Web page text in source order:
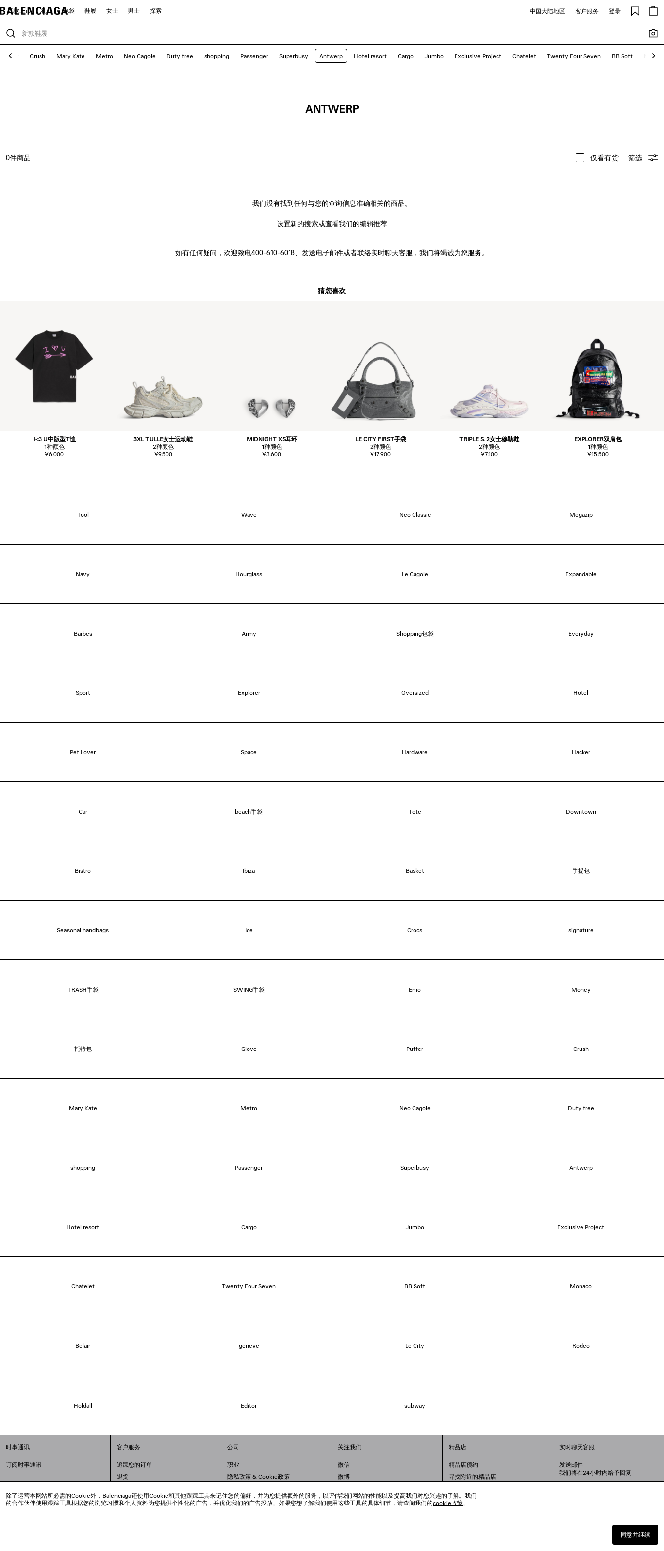
除了运营本网站所必需的Cookie外，Balenciaga还使用Cookie和其他跟踪工具来记住您的偏好，并为您提供额外的服务，以评估我们网站的性能以及提高我们对您兴趣的了解。我们
的合作伙伴使用跟踪工具根据您的浏览习惯和个人资料为您提供个性化的广告，并优化我们的广告投放。如果您想了解我们使用这些工具的具体细节，请查阅我们的cookie政策。
同意并继续
新款上市 礼品 包袋 鞋履 女士 男士 探索 中国大陆地区 客户服务 登录
Puffer Crush Mary Kate Metro Neo Cagole Duty free shopping Passenger Superbusy Antwerp Hotel resort Cargo Jumbo Exclusive Project Chatelet Twenty Four Seven BB Soft
ANTWERP
0件商品 仅看有货 筛选
我们没有找到任何与您的查询信息准确相关的商品。
设置新的搜索或查看我们的编辑推荐
如有任何疑问， 欢迎致电400-610-6018 、发送电子邮件或者联络实时聊天客服 ，我们将竭诚为您服务。
猜您喜欢
I<3 U中版型T恤
1种颜色
¥6,000
3XL TULLE女士运动鞋
2种颜色
¥9,500
MIDNIGHT XS耳环
1种颜色
¥3,600
LE CITY FIRST手袋
2种颜色
¥17,900
TRIPLE S. 2女士穆勒鞋
2种颜色
¥7,100
EXPLORER双肩包
1种颜色
¥15,500
Tool Wave Neo Classic Megazip
Navy Hourglass Le Cagole Expandable
Barbes Army Shopping包袋 Everyday
Sport Explorer Oversized Hotel
Pet Lover Space Hardware Hacker
Car beach手袋 Tote Downtown
Bistro Ibiza Basket 手提包
Seasonal handbags Ice Crocs signature
TRASH手袋 SWING手袋 Emo Money
托特包 Glove Puffer Crush
Mary Kate Metro Neo Cagole Duty free
shopping Passenger Superbusy Antwerp
Hotel resort Cargo Jumbo Exclusive Project
Chatelet Twenty Four Seven BB Soft Monaco
Belair geneve Le City Rodeo
Holdall Editor subway
时事通讯
订阅时事通讯
客户服务
追踪您的订单
退货
支付
公司
职业
隐私政策 & Cookie政策
联合国世界粮食计划署
关注我们
微信
微博
抖音
精品店
精品店预约
寻找附近的精品店
实时聊天客服
发送邮件
我们将在24小时内给予回复
上海工商行政管理